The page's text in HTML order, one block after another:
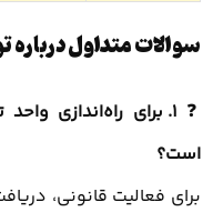
سوالات متداول درباره
❓ 1. برای راه‌اندازی
است؟
برای فعالیت قانونی،